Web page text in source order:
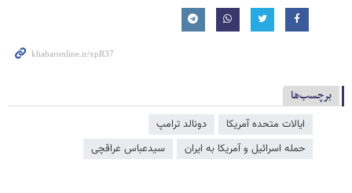
برچسب‌ها
ایالات متحده آمریکا
دونالد ترامپ
حمله اسرائیل و آمریکا به ایران
سیدعباس عراقچی